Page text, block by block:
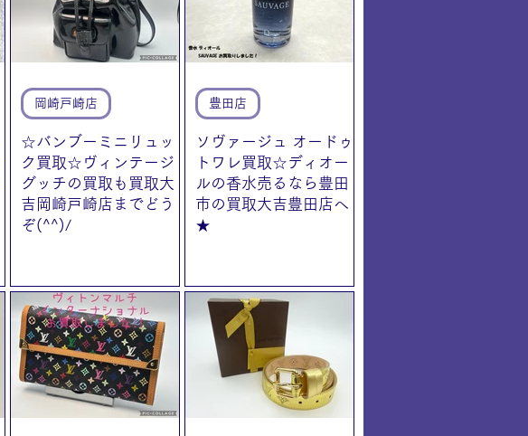
☆バンブーミニリュッ
ク買取☆ヴィンテージ
グッチの買取も買取大
吉岡崎戸崎店までどう
ぞ(^^)/
岡崎戸崎店
ソヴァージュ オードゥ
トワレ買取☆ディオー
ルの香水売るなら豊田
市の買取大吉豊田店へ
★
豊田店